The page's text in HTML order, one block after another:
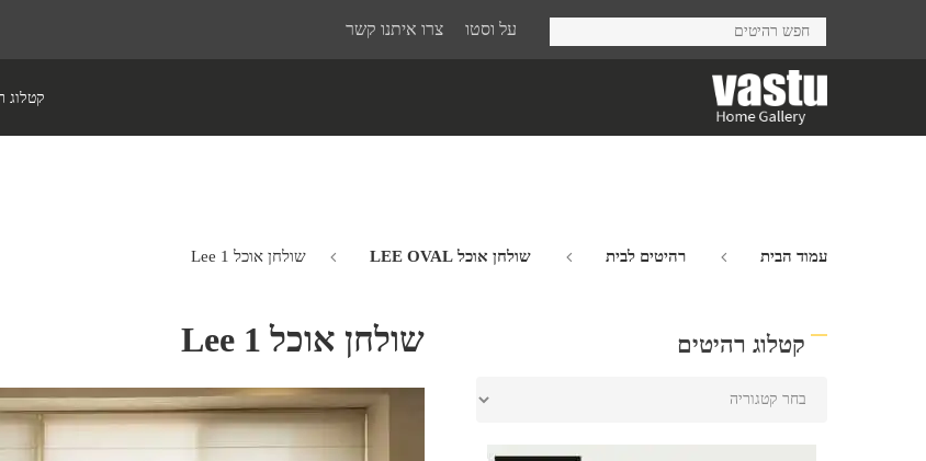
על וסטו צרו איתנו קשר
קטלוג
עמוד הבית רהיטים לבית שולחן אוכל LEE OVAL שולחן אוכל Lee 1
שולחן אוכל Lee 1 קטלוג רהיטים